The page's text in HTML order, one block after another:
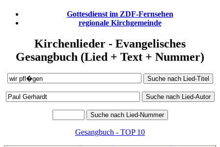
Gottesdienst im ZDF-Fernsehen
regionale Kirchgemeinde
Kirchenlieder - Evangelisches
Gesangbuch (Lied + Text + Nummer)
Gesangbuch - TOP 10